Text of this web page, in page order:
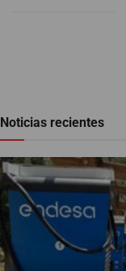
Noticias recientes